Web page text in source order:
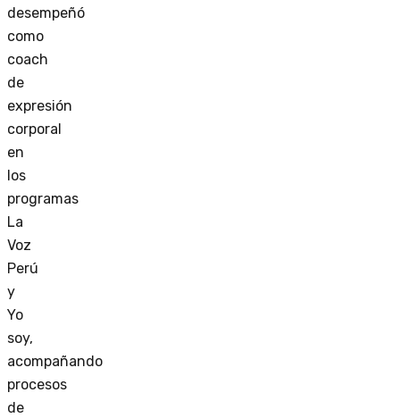
desempeñó
como
coach
de
expresión
corporal
en
los
programas
La
Voz
Perú
y
Yo
soy,
acompañando
procesos
de